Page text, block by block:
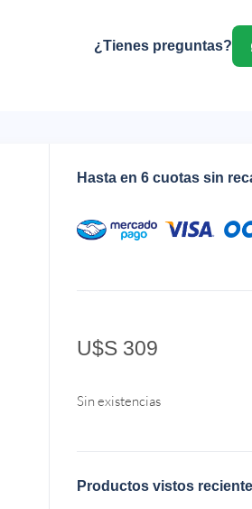
¿Tienes preguntas?
Hasta en 6 cuotas sin
U$S 309
Sin existencias
Productos vistos